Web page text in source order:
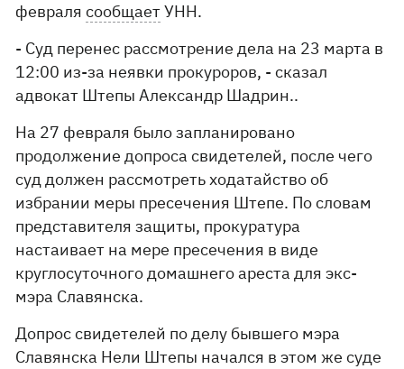
февралясообщаетУНН.
- Суд перенес рассмотрение дела на 23 марта в
12:00 из-за неявки прокуроров, - сказал
адвокат Штепы Александр Шадрин..
На 27 февраля было запланировано
продолжение допроса свидетелей, после чего
суд должен рассмотреть ходатайство об
избрании меры пресечения Штепе. По словам
представителя защиты, прокуратура
настаивает на мере пресечения в виде
круглосуточного домашнего ареста для экс-
мэра Славянска.
Допрос свидетелей по делу бывшего мэра
Славянска Нели Штепы начался в этом же суде